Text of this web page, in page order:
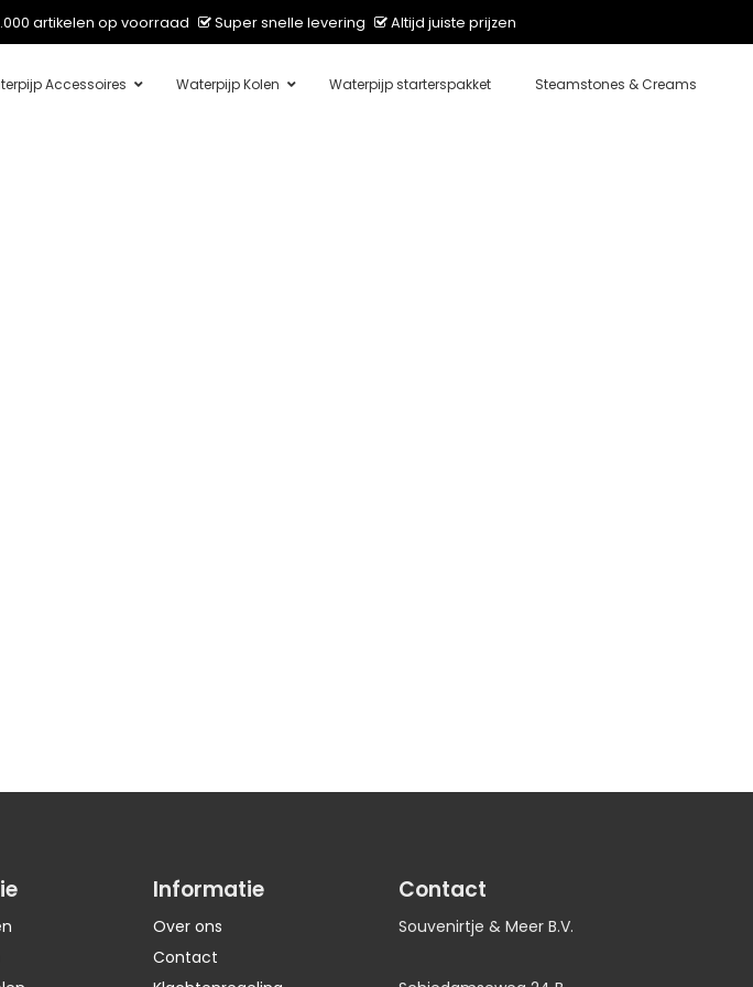
artikelen op voorraad Super snelle levering Altijd juiste prijzen
Accessoires Waterpijp Kolen Waterpijp starterspakket Steamstones & Creams
Informatie
Over ons
Contact
Contact
Souvenirtje & Meer B.V.